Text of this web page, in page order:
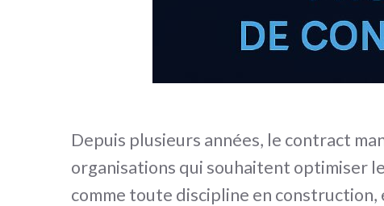
Depuis plusieurs années, le contract
organisations qui souhaitent optimiser
comme toute discipline en